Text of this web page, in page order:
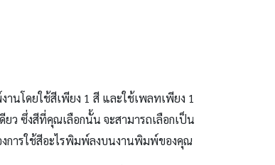
โดยใช้สีเพียง 1 สี และใช้เพลทเพียง 1
ว ซึ่งสีที่คุณเลือกนั้น จะสามารถเลือกเป็น
งการใช้สีอะไรพิมพ์ลงบนงานพิมพ์ของคุณ